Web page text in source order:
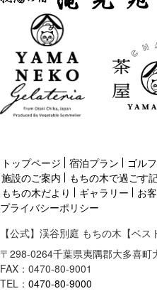
トップページ 宿泊プラン ゴル
施設のご案内
もちの木で過ごす
もちの木だより
ギャラリー お
プライバシーポリシー
【公式】渓谷別庭 もちの木【ベス
〒 298-0264千葉県夷隅郡大多喜町
FAX：0470-80-9001
TEL： 0470-80-9000